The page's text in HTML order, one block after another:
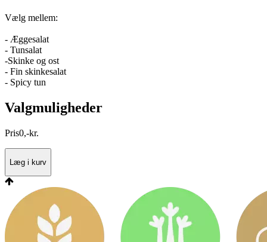
Vælg mellem:
- Æggesalat
- Tunsalat
-Skinke og ost
- Fin skinkesalat
- Spicy tun
Valgmuligheder
Pris0,-kr.
Læg i kurv